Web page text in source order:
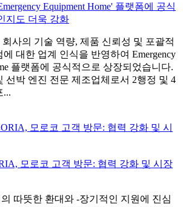
Equipment Home' 플랫폼에 공식
지도 더욱 강화
회사의 기술 역량, 제품 신뢰성 및 포괄적
대한 업계 인식을 반영하여 Emergency
플랫폼에 공식적으로 상장되었습니다.
선박 엔진 전문 제조업체로서 2행정 및 4
...
모로코 고객 방문: 협력 강화 및 시장
따뜻한 환대와 -장기적인 지원에 진심